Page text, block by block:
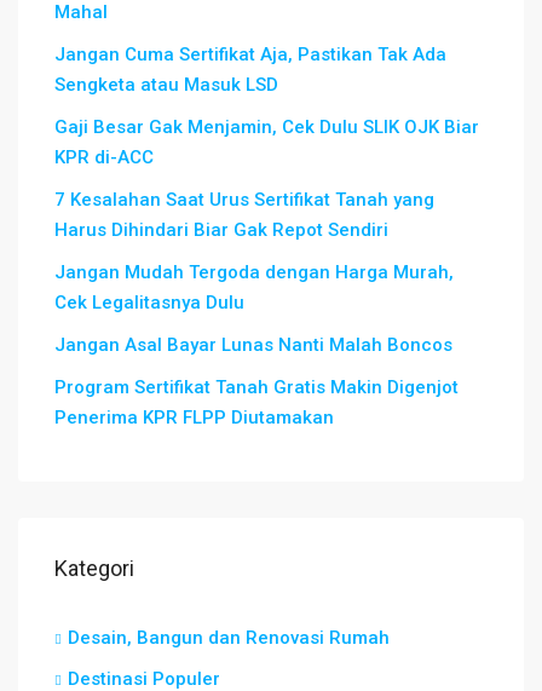
Mahal
Jangan Cuma Sertifikat Aja, Pastikan Tak Ada
Sengketa atau Masuk LSD
Gaji Besar Gak Menjamin, Cek Dulu SLIK OJK Biar
KPR di-ACC
7 Kesalahan Saat Urus Sertifikat Tanah yang
Harus Dihindari Biar Gak Repot Sendiri
Jangan Mudah Tergoda dengan Harga Murah,
Cek Legalitasnya Dulu
Jangan Asal Bayar Lunas Nanti Malah Boncos
Program Sertifikat Tanah Gratis Makin Digenjot
Penerima KPR FLPP Diutamakan
Kategori
Desain, Bangun dan Renovasi Rumah
Destinasi Populer